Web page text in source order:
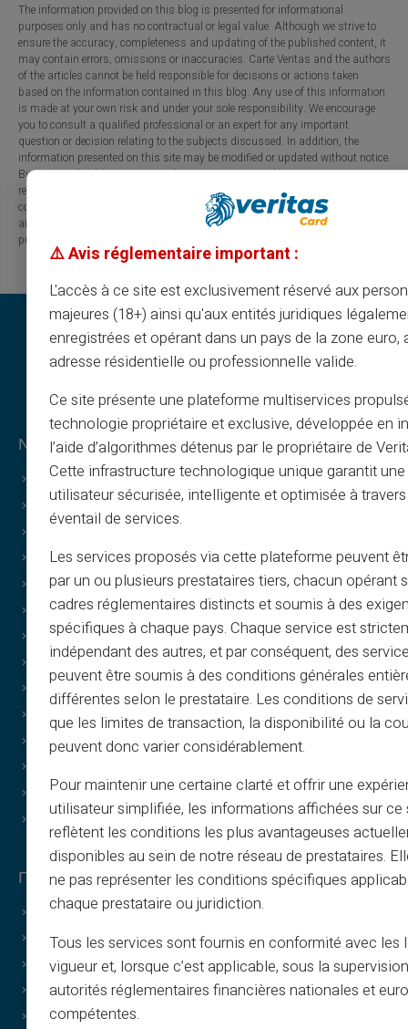
The information provided on this blog is presented for informational
purposes only and has no contractual or legal value. Although we strive to
ensure the accuracy, completeness and updating of the published content, it
may contain errors, omissions or inaccuracies. Carte Veritas and the authors
of the articles cannot be held responsible for decisions or actions taken
based on the information contained in this blog. Any use of this information
is made at your own risk and under your sole responsibility. We encourage
you to consult a qualified professional or an expert for any important
question or decision relating to the subjects discussed. In addition, the
information presented on this site may be modified or updated without notice.
By visiting this blog, you agree that Carte Veritas and its partners are
released from any liability concerning losses, direct or indirect damages, or
consequences arising from the use of the contents of this site, whether they
are linked to errors, omissions or the interpretation of the information
published.
Νομικές πληροφορίες & όροι
Γενικοί όροι
Όροι χρήσης
Πολιτική cookies
Συχνές ερωτήσεις
Οδηγοί
Όροι – Πρόγραμμα σύστασης
Πολιτική εκτύπωσης και χρήσης εικόνων
Όροι δωροκαρτών
Όροι cashback
Γίνετε συνεργάτης
Επικοινωνία
Πλεονεκτήματα Veritas
Γιατί VERITAS;
Αποκλειστικό IBAN και RIB
3D Secure
Προσφορές
Ειδικές προσφορές
⚠️ Avis réglementaire important :
L'accès à ce site est exclusivement réservé aux
majeures (18+) ainsi qu'aux entités juridiques
enregistrées et opérant dans un pays de la zone euro,
adresse résidentielle ou professionnelle valide.
Ce site présente une plateforme multiservices
technologie propriétaire et exclusive, développée en
l’aide d’algorithmes détenus par le propriétaire de
Cette infrastructure technologique unique garantit
utilisateur sécurisée, intelligente et optimisée à
éventail de services.
Les services proposés via cette plateforme peuvent
par un ou plusieurs prestataires tiers, chacun opérant
cadres réglementaires distincts et soumis à des
spécifiques à chaque pays. Chaque service est
indépendant des autres, et par conséquent, des
peuvent être soumis à des conditions générales
différentes selon le prestataire. Les conditions de
que les limites de transaction, la disponibilité ou la
peuvent donc varier considérablement.
Pour maintenir une certaine clarté et offrir une
utilisateur simplifiée, les informations affichées sur ce
reflètent les conditions les plus avantageuses
disponibles au sein de notre réseau de prestataires.
ne pas représenter les conditions spécifiques
chaque prestataire ou juridiction.
Tous les services sont fournis en conformité avec les
vigueur et, lorsque c’est applicable, sous la
autorités réglementaires financières nationales et
compétentes.